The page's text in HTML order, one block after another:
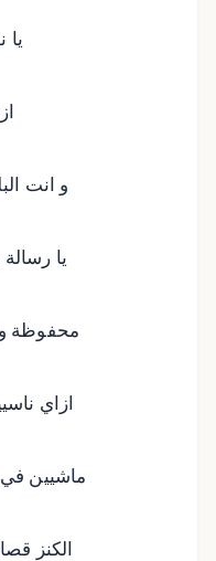
يا
و انت
يا
محفوظة و
ازاي
ماشيين في
الكنز